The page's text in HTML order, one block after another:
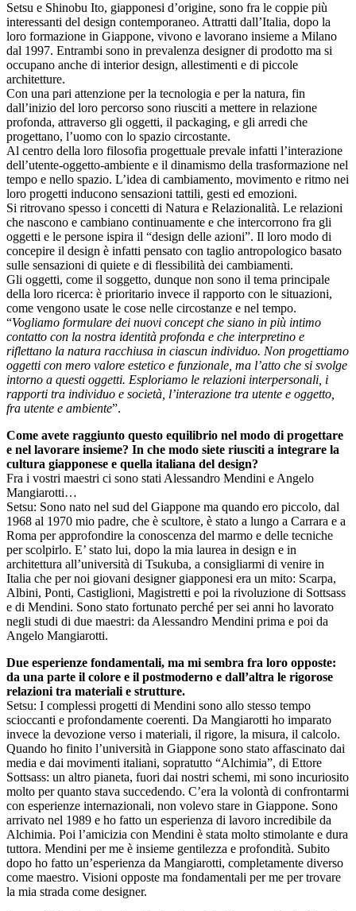
Setsu e Shinobu Ito, giapponesi d’origine, sono fra le coppie più
interessanti del design contemporaneo. Attratti dall’Italia, dopo la
loro formazione in Giappone, vivono e lavorano insieme a Milano
dal 1997. Entrambi sono in prevalenza designer di prodotto ma si
occupano anche di interior design, allestimenti e di piccole
architetture.
Con una pari attenzione per la tecnologia e per la natura, fin
dall’inizio del loro percorso sono riusciti a mettere in relazione
profonda, attraverso gli oggetti, il packaging, e gli arredi che
progettano, l’uomo con lo spazio circostante.
Al centro della loro filosofia progettuale prevale infatti l’interazione
dell’utente-oggetto-ambiente e il dinamismo della trasformazione nel
tempo e nello spazio. L’idea di cambiamento, movimento e ritmo nei
loro progetti inducono sensazioni tattili, gesti ed emozioni.
Si ritrovano spesso i concetti di Natura e Relazionalità. Le relazioni
che nascono e cambiano continuamente e che intercorrono fra gli
oggetti e le persone ispira il “design delle azioni”. Il loro modo di
concepire il design è infatti pensato con taglio antropologico basato
sulle sensazioni di quiete e di flessibilità dei cambiamenti.
Gli oggetti, come il soggetto, dunque non sono il tema principale
della loro ricerca: è prioritario invece il rapporto con le situazioni,
come vengono usate le cose nelle circostanze e nel tempo.
“Vogliamo formulare dei nuovi concept che siano in più intimo
contatto con la nostra identità profonda e che interpretino e
riflettano la natura racchiusa in ciascun individuo. Non progettiamo
oggetti con mero valore estetico e funzionale, ma l’atto che si svolge
intorno a questi oggetti. Esploriamo le relazioni interpersonali, i
rapporti tra individuo e società, l’interazione tra utente e oggetto,
fra utente e ambiente”.
Come avete raggiunto questo equilibrio nel modo di progettare
e nel lavorare insieme? In che modo siete riusciti a integrare la
cultura giapponese e quella italiana del design?
Fra i vostri maestri ci sono stati Alessandro Mendini e Angelo
Mangiarotti…
Setsu: Sono nato nel sud del Giappone ma quando ero piccolo, dal
1968 al 1970 mio padre, che è scultore, è stato a lungo a Carrara e a
Roma per approfondire la conoscenza del marmo e delle tecniche
per scolpirlo. E’ stato lui, dopo la mia laurea in design e in
architettura all’università di Tsukuba, a consigliarmi di venire in
Italia che per noi giovani designer giapponesi era un mito: Scarpa,
Albini, Ponti, Castiglioni, Magistretti e poi la rivoluzione di Sottsass
e di Mendini. Sono stato fortunato perché per sei anni ho lavorato
negli studi di due maestri: da Alessandro Mendini prima e poi da
Angelo Mangiarotti.
Due esperienze fondamentali, ma mi sembra fra loro opposte:
da una parte il colore e il postmoderno e dall’altra le rigorose
relazioni tra materiali e strutture.
Setsu: I complessi progetti di Mendini sono allo stesso tempo
scioccanti e profondamente coerenti. Da Mangiarotti ho imparato
invece la devozione verso i materiali, il rigore, la misura, il calcolo.
Quando ho finito l’università in Giappone sono stato affascinato dai
media e dai movimenti italiani, sopratutto “Alchimia”, di Ettore
Sottsass: un altro pianeta, fuori dai nostri schemi, mi sono incuriosito
molto per quanto stava succedendo. C’era la volontà di confrontarmi
con esperienze internazionali, non volevo stare in Giappone. Sono
arrivato nel 1989 e ho fatto un esperienza di lavoro incredibile da
Alchimia. Poi l’amicizia con Mendini è stata molto stimolante e dura
tuttora. Mendini per me è insieme gentilezza e profondità. Subito
dopo ho fatto un’esperienza da Mangiarotti, completamente diverso
come maestro. Visioni opposte ma fondamentali per me per trovare
la mia strada come designer.